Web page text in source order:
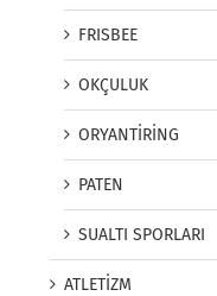
FRISBEE
OKÇULUK
ORYANTİRİNG
PATEN
SUALTI SPORLARI
ATLETİZM